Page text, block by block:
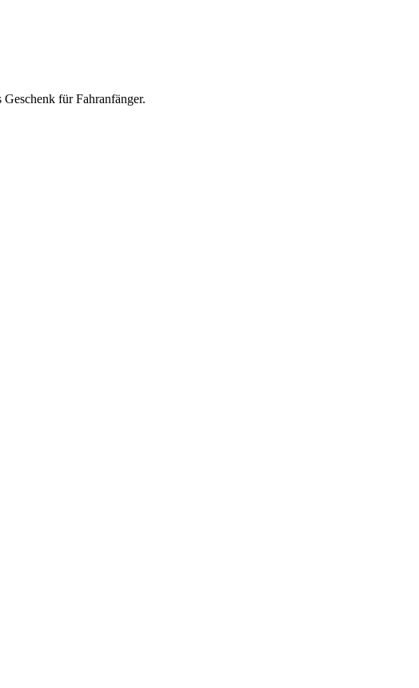
für Fahranfänger.